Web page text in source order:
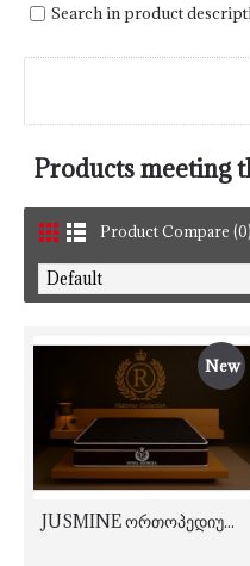
Search in product
Products meeting
Product Compare (0)
New
JUSMINE ორთოპედიული ორმხრივი შავი მატრასი